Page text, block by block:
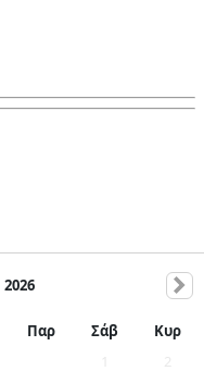
2026
Παρ Σάβ
Κυρ